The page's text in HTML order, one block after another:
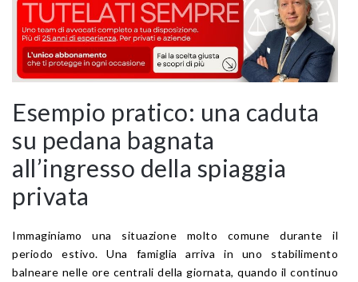
Esempio pratico: una caduta
su pedana bagnata
all’ingresso della spiaggia
privata
Immaginiamo una situazione molto comune durante il
periodo estivo. Una famiglia arriva in uno stabilimento
balneare nelle ore centrali della giornata, quando il continuo